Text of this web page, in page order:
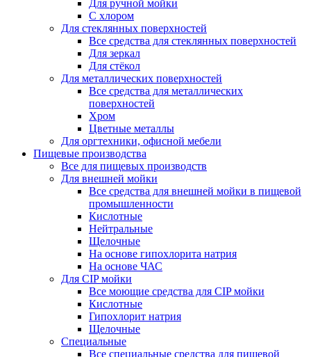
Для ручной мойки
С хлором
Для стеклянных поверхностей
Все средства для стеклянных поверхностей
Для зеркал
Для стёкол
Для металлических поверхностей
Все средства для металлических
поверхностей
Хром
Цветные металлы
Для оргтехники, офисной мебели
Пищевые производства
Все для пищевых производств
Для внешней мойки
Все средства для внешней мойки в пищевой
промышленности
Кислотные
Нейтральные
Щелочные
На основе гипохлорита натрия
На основе ЧАС
Для CIP мойки
Все моющие средства для CIP мойки
Кислотные
Гипохлорит натрия
Щелочные
Специальные
Все специальные средства для пищевой